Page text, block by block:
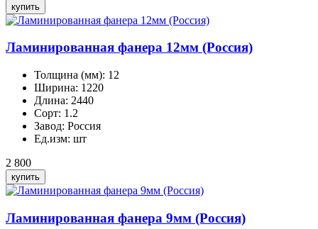
Ламинированная фанера 12мм (Россия)
Толщина (мм): 12
Ширина: 1220
Длина: 2440
Сорт: 1.2
Завод: Россия
Ед.изм: шт
2 800
Ламинированная фанера 9мм (Россия)